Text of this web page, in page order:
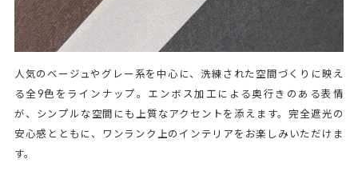
人気のベージュやグレー系を中心に、洗練された空間づくりに映え
る全9色をラインナップ。エンボス加工による奥行きのある表情
が、シンプルな空間にも上質なアクセントを添えます。完全遮光の
安心感とともに、ワンランク上のインテリアをお楽しみいただけま
す。